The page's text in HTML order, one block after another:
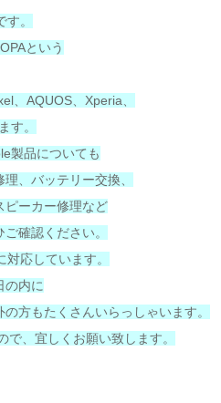
。
という
、AQUOS、Xperia、
す。
製品についても
、バッテリー交換、
ピーカー修理など
確認ください。
応しています。
の内に
方もたくさんいらっしゃいます。
、宜しくお願い致します。